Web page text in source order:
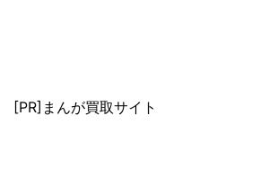
[PR]まんが買取サイト